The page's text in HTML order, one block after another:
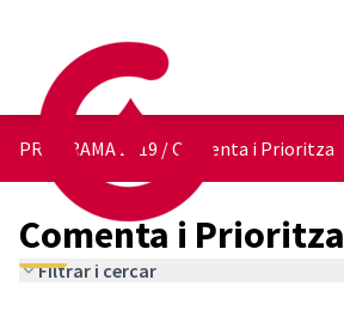
PROGRAMA 2019 /Comenta i Prioritza
Comenta i Prioritza
Filtrar i cercar